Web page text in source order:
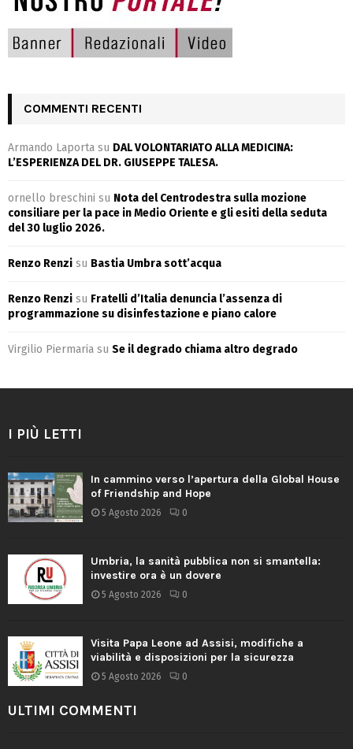
COMMENTI RECENTI
Armando Laporta su DAL VOLONTARIATO ALLA MEDICINA:
L’ESPERIENZA DEL DR. GIUSEPPE TALESA.
ornello breschini su Nota del Centrodestra sulla mozione
consiliare per la pace in Medio Oriente e gli esiti della seduta
del 30 luglio 2026.
Renzo Renzi su Bastia Umbra sott’acqua
Renzo Renzi su Fratelli d’Italia denuncia l’assenza di
programmazione su disinfestazione e piano calore
Virgilio Piermaria su Se il degrado chiama altro degrado
I PIÙ LETTI
In cammino verso l’apertura della Global House
of Friendship and Hope
5 Agosto 2026 0
Umbria, la sanità pubblica non si smantella:
investire ora è un dovere
5 Agosto 2026 0
Visita Papa Leone ad Assisi, modifiche a
viabilità e disposizioni per la sicurezza
5 Agosto 2026 0
ULTIMI COMMENTI